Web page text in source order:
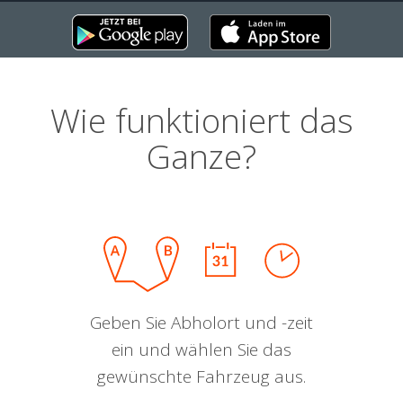
Wie funktioniert das
Ganze?
Geben Sie Abholort und -zeit
ein und wählen Sie das
gewünschte Fahrzeug aus.